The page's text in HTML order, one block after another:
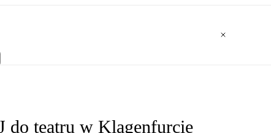
teatru w Klagenfurcie